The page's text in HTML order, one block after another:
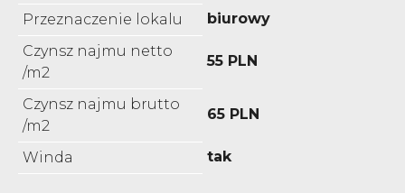
Przeznaczenie lokalu
biurowy
Czynsz najmu netto
/m2
55 PLN
Czynsz najmu brutto
/m2
65 PLN
Winda tak